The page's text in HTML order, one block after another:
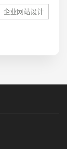
企业网站设计